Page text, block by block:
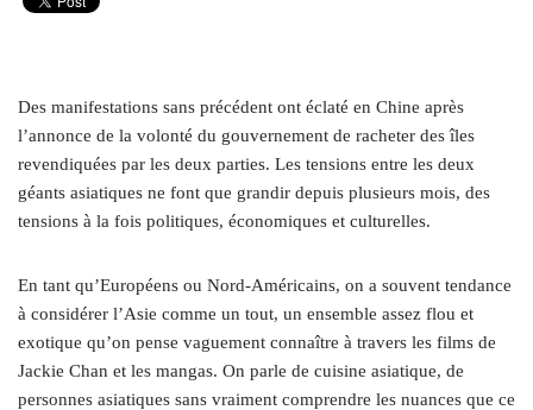
Des manifestations sans précédent ont éclaté en Chine après
l’annonce de la volonté du gouvernement de racheter des îles
revendiquées par les deux parties. Les tensions entre les deux
géants asiatiques ne font que grandir depuis plusieurs mois, des
tensions à la fois politiques, économiques et culturelles.
En tant qu’Européens ou Nord-Américains, on a souvent tendance
à considérer l’Asie comme un tout, un ensemble assez flou et
exotique qu’on pense vaguement connaître à travers les films de
Jackie Chan et les mangas. On parle de cuisine asiatique, de
personnes asiatiques sans vraiment comprendre les nuances que ce